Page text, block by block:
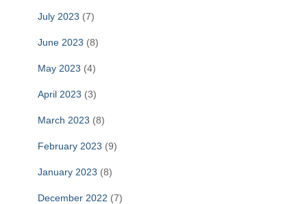
July 2023 (7)
June 2023 (8)
May 2023 (4)
April 2023 (3)
March 2023 (8)
February 2023 (9)
January 2023 (8)
December 2022 (7)